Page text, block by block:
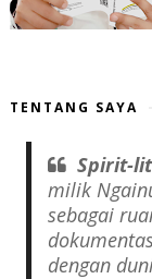
TENTANG SAYA
Spirit-
milik
sebagai
dengan